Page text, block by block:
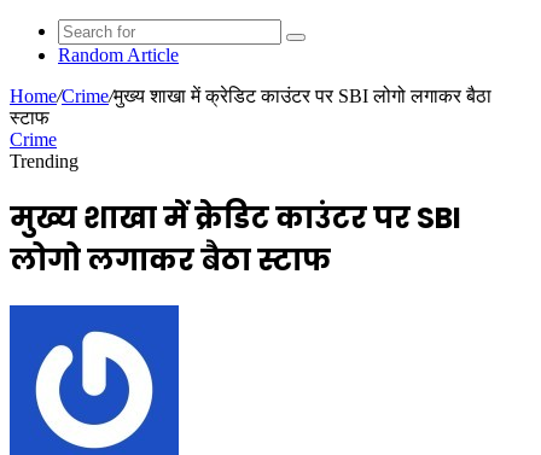
Random Article
Home/Crime/मुख्य शाखा में क्रेडिट काउंटर पर SBI लोगो लगाकर बैठा
स्टाफ
Crime
Trending
मुख्य शाखा में क्रेडिट काउंटर पर SBI
लोगो लगाकर बैठा स्टाफ